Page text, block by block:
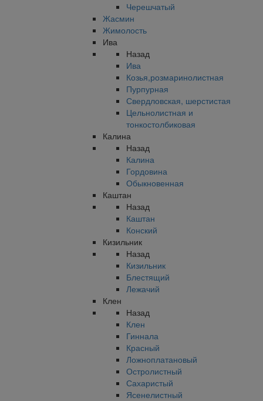
Черешчатый
Жасмин
Жимолость
Ива
Назад
Ива
Козья,розмаринолистная
Пурпурная
Свердловская, шерстистая
Цельнолистная и
тонкостолбиковая
Калина
Назад
Калина
Гордовина
Обыкновенная
Каштан
Назад
Каштан
Конский
Кизильник
Назад
Кизильник
Блестящий
Лежачий
Клен
Назад
Клен
Гиннала
Красный
Ложноплатановый
Остролистный
Сахаристый
Ясенелистный